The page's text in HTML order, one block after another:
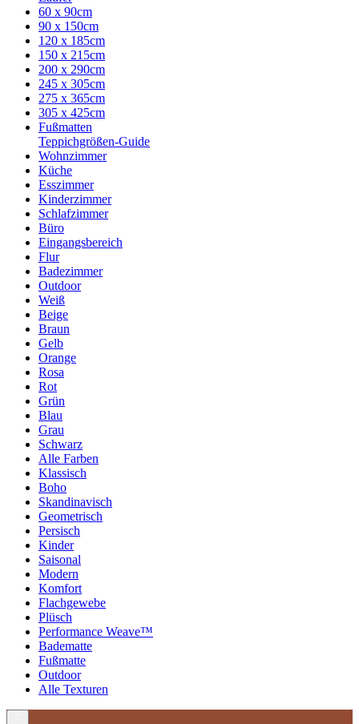
60 x 90cm
90 x 150cm
120 x 185cm
150 x 215cm
200 x 290cm
245 x 305cm
275 x 365cm
305 x 425cm
Fußmatten
Teppichgrößen-Guide
Wohnzimmer
Küche
Esszimmer
Kinderzimmer
Schlafzimmer
Büro
Eingangsbereich
Flur
Badezimmer
Outdoor
Weiß
Beige
Braun
Gelb
Orange
Rosa
Rot
Grün
Blau
Grau
Schwarz
Alle Farben
Klassisch
Boho
Skandinavisch
Geometrisch
Persisch
Kinder
Saisonal
Modern
Komfort
Flachgewebe
Plüsch
Performance Weave™
Badematte
Fußmatte
Outdoor
Alle Texturen